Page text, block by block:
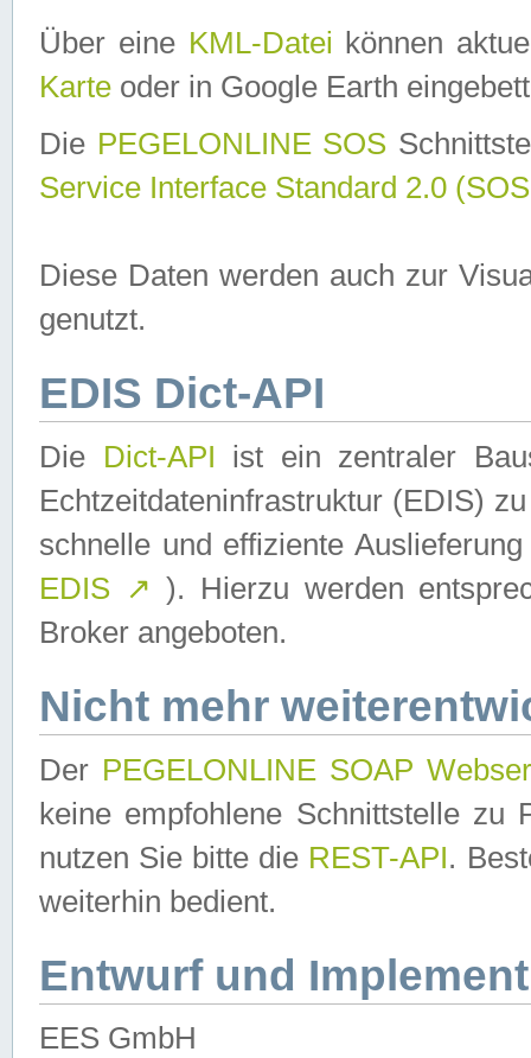
Über eine KML-Datei können
Karte oder in Google Earth
Die PEGELONLINE SOS
Service Interface Standard 2.0
Diese Daten werden auch zur
genutzt.
EDIS Dict-API
Die Dict-API ist ein zentraler
Echtzeitdateninfrastruktur (EDIS)
schnelle und effiziente
EDIS ↗ ). Hierzu werden
Broker angeboten.
Nicht mehr
Der PEGELONLINE SOAP
keine empfohlene Schnittstelle zu
nutzen Sie bitte die REST-API.
weiterhin bedient.
Entwurf und
EES GmbH